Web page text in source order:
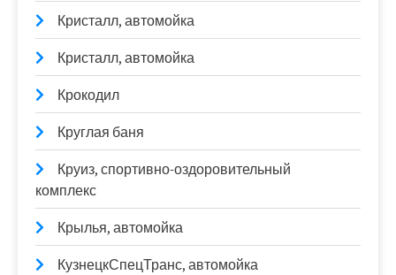
Кристалл, автомойка
Кристалл, автомойка
Крокодил
Круглая баня
Круиз, спортивно-оздоровительный
комплекс
Крылья, автомойка
КузнецкСпецТранс, автомойка